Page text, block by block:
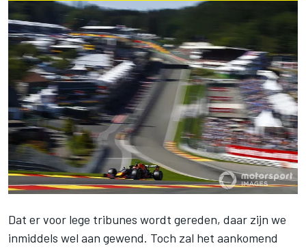
Dat er voor lege tribunes wordt gereden, daar zijn we
inmiddels wel aan gewend. Toch zal het aankomend